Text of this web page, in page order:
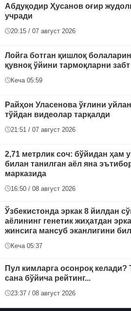
Абдуқодир Ҳусанов оғир
учради
20:15 / 07 август 2026
Лойга ботган қишлоқ
қувноқ ўйини тармоқларни забт
Кеча 05:59
Райҳон Уласенова ўғлини
тўйдан видеолар тарқалди
21:51 / 07 август 2026
2,71 метрлик соч: бўйидан ҳам
билан танилган аёл яна
марказида
16:50 / 08 август 2026
Ўзбекистонда эркак 8 йилдан
аёлининг генетик жиҳатдан
жинсига мансуб эканлигини
Кеча 05:37
Пул кимларга осонроқ келади?
сана бўйича рейтинг...
23:37 / 08 август 2026